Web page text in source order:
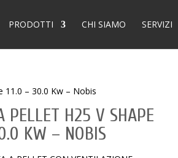
PRODOTTI CHI SIAMO SERVIZI
11.0 – 30.0 Kw – Nobis
PELLET H25 V SHAPE
KW – NOBIS